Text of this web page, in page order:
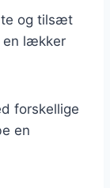
te og tilsæt
en lækker
forskellige
en